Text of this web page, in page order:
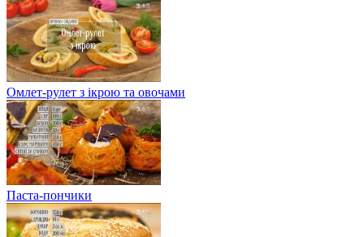
Омлет-рулет з ікрою та овочами
Паста-пончики